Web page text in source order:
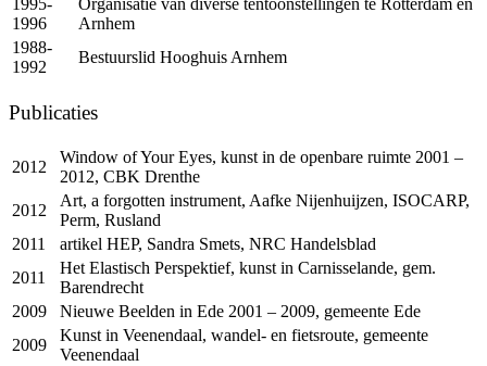
1995-
1996
Organisatie van diverse tentoonstellingen te Rotterdam en
Arnhem
1988-
1992
Bestuurslid Hooghuis Arnhem
Publicaties
2012
Window of Your Eyes, kunst in de openbare ruimte 2001 –
2012, CBK Drenthe
2012
Art, a forgotten instrument, Aafke Nijenhuijzen, ISOCARP,
Perm, Rusland
2011
artikel HEP, Sandra Smets, NRC Handelsblad
2011
Het Elastisch Perspektief, kunst in Carnisselande, gem.
Barendrecht
2009
Nieuwe Beelden in Ede 2001 – 2009, gemeente Ede
2009
Kunst in Veenendaal, wandel- en fietsroute, gemeente
Veenendaal